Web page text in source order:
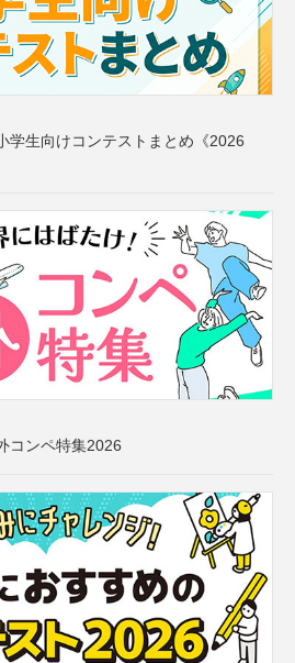
学生向けコンテストまとめ《2026
コンペ特集2026